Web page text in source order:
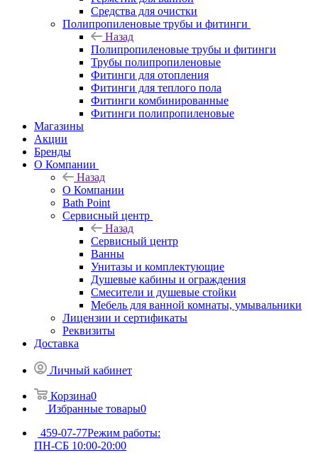
Средства для очистки
Полипропиленовые трубы и фитинги
Назад
Полипропиленовые трубы и фитинги
Трубы полипропиленовые
Фитинги для отопления
Фитинги для теплого пола
Фитинги комбинированные
Фитинги полипропиленовые
Магазины
Акции
Бренды
О Компании
Назад
О Компании
Bath Point
Сервисный центр
Назад
Сервисный центр
Ванны
Унитазы и комплектующие
Душевые кабины и ограждения
Смесители и душевые стойки
Мебель для ванной комнаты, умывальники
Лицензии и сертификаты
Реквизиты
Доставка
Личный кабинет
Корзина0
Избранные товары0
459-07-77Режим работы:
ПН-СБ 10:00-20:00